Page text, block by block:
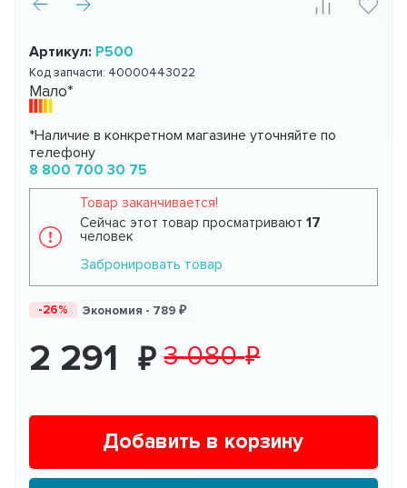
Артикул: P500
Код запчасти: 40000443022
Мало*
*Наличие в конкретном магазине уточняйте по
телефону
8 800 700 30 75
Товар заканчивается!
Сейчас этот товар просматривают 17
человек
Забронировать товар
-26% Экономия - 789
2 291 3 080
Добавить в корзину